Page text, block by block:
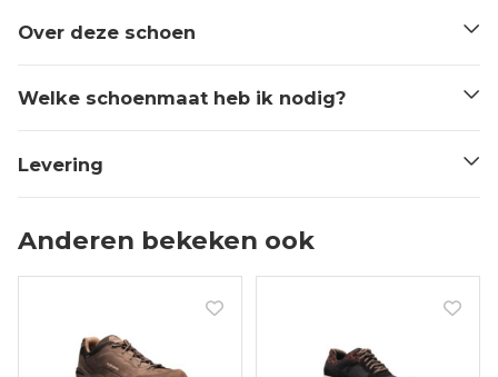
Over deze schoen
Welke schoenmaat heb ik nodig?
Levering
Anderen bekeken ook